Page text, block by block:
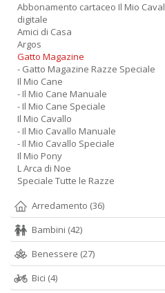
Abbonamento cartaceo Il Mio
digitale
Amici di Casa
Argos
Gatto Magazine
- Gatto Magazine Razze Speciale
Il Mio Cane
- Il Mio Cane Manuale
- Il Mio Cane Speciale
Il Mio Cavallo
- Il Mio Cavallo Manuale
- Il Mio Cavallo Speciale
Il Mio Pony
L Arca di Noe
Speciale Tutte le Razze
Arredamento (36)
Bambini (42)
Benessere (27)
Bici (4)